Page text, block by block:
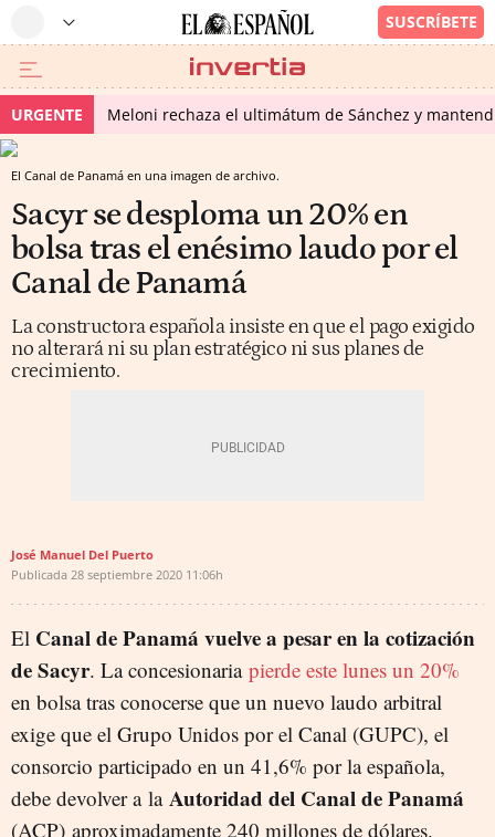
URGENTE Meloni rechaza el ultimátum de Sánchez y
El Canal de Panamá en una imagen de archivo.
Sacyr se desploma un 20% en
bolsa tras el enésimo laudo por el
Canal de Panamá
La constructora española insiste en que el pago exigido
no alterará ni su plan estratégico ni sus planes de
crecimiento.
José Manuel Del Puerto
Publicada 28 septiembre 2020 11:06h
El Canal de Panamá vuelve a pesar en la cotización
de Sacyr. La concesionaria pierde este lunes un 20%
en bolsa tras conocerse que un nuevo laudo arbitral
exige que el Grupo Unidos por el Canal (GUPC), el
consorcio participado en un 41,6% por la española,
debe devolver a la Autoridad del Canal de Panamá
(ACP) aproximadamente 240 millones de dólares.